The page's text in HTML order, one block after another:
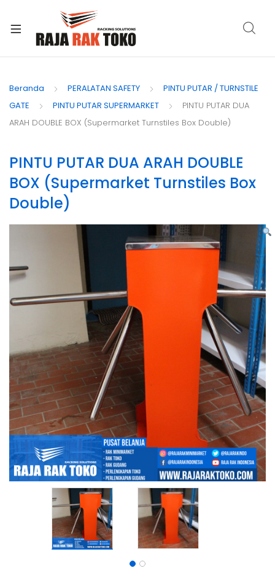
Beranda PERALATAN SAFETY
PINTU PUTAR / TURNSTILE
GATE
PINTU PUTAR SUPERMARKET
PINTU PUTAR DUA
ARAH DOUBLE BOX (Supermarket Turnstiles Box Double)
PINTU PUTAR DUA ARAH DOUBLE
BOX (Supermarket Turnstiles Box
Double)